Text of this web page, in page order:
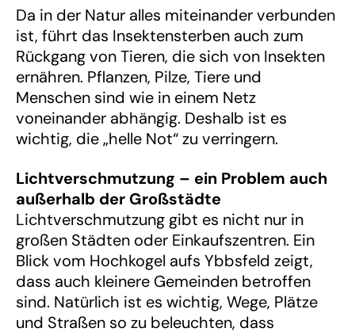
Da in der Natur alles miteinander verbunden
ist, führt das Insektensterben auch zum
Rückgang von Tieren, die sich von Insekten
ernähren. Pflanzen, Pilze, Tiere und
Menschen sind wie in einem Netz
voneinander abhängig. Deshalb ist es
wichtig, die „helle Not“ zu verringern.
Lichtverschmutzung – ein Problem auch
außerhalb der Großstädte
Lichtverschmutzung gibt es nicht nur in
großen Städten oder Einkaufszentren. Ein
Blick vom Hochkogel aufs Ybbsfeld zeigt,
dass auch kleinere Gemeinden betroffen
sind. Natürlich ist es wichtig, Wege, Plätze
und Straßen so zu beleuchten, dass